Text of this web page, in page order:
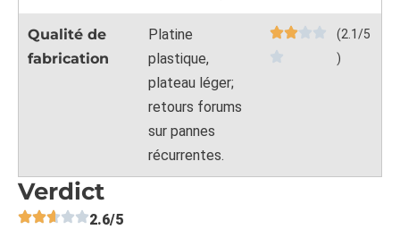
Qualité de
fabrication
Platine
plastique,
plateau léger;
retours forums
sur pannes
récurrentes.
(2.1/5
)
Verdict
2.6/5